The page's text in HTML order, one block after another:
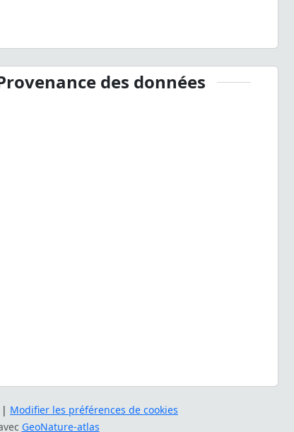
des données
| Modifier les préférences de cookies
GeoNature-atlas